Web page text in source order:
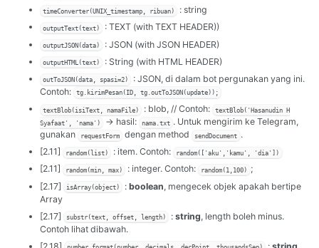
timeConverter(UNIX_timestamp, ribuan) : string
outputText(text) : TEXT (with TEXT HEADER))
outputJSON(data) : JSON (with JSON HEADER)
outputHTML(text) : String (with HTML HEADER)
outToJSON(data, spasi=2)
: JSON, di dalam bot pergunakan yang ini.
Contoh:
tg.kirimPesan(ID, tg.outToJSON(update));
textBlob(isiText, namaFile) : blob, // Contoh:
textBlob('Hasanudin H
Syafaat', 'nama')
-> hasil: nama.txt . Untuk mengirim ke Telegram,
gunakan
requestForm dengan method sendDocument .
[2.11]
random(list) : item. Contoh: random(['aku','kamu', 'dia'])
[2.11] random(min, max) : integer. Contoh: random(1,100)
;
[2.17]
isArray(object) :boolean, mengecek objek apakah bertipe
Array
[2.17]
substr(text, offset, length) :string, length boleh minus.
Contoh lihat dibawah.